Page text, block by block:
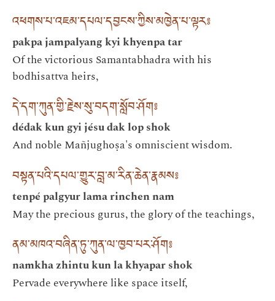
འཕགས་པ་འཇམ་དཔལ་དབྱངས་ཀྱིས་མཁྱེན་པ་ལྟར༔
pakpa jampalyang kyi khyenpa tar
Of the victorious Samantabhadra with his
bodhisattva heirs,
དེ་དག་ཀུན་གྱི་རྗེས་སུ་བདག་སློབ་ཤོག༔
dédak kun gyi jésu dak lop shok
And noble Mañjughoṣa's omniscient wisdom.
བསྟན་པའི་དཔལ་གྱུར་བླ་མ་རིན་ཆེན་རྣམས༔
tenpé palgyur lama rinchen nam
May the precious gurus, the glory of the teachings,
ནམ་མཁའ་བཞིན་ཏུ་ཀུན་ལ་ཁྱབ་པར་ཤོག༔
namkha zhintu kun la khyapar shok
Pervade everywhere like space itself,